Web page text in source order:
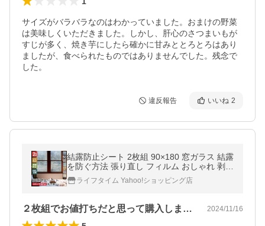
サイズがバラバラなのはわかっていました。おまけの野菜
は美味しくいただきました。しかし、肝心のさつまいもが
すじが多く、焼き芋にしたら確かに甘みととろとろはあり
ましたが、食べられたものではありませんでした。残念で
した。
違反報告 いいね 2
結露防止シート 2枚組 90×180 窓ガラス 結露
を防ぐ方法 張り直し フィルム おしゃれ 剥が
せる 糊残りなし 飛散防止 目隠しシート 窓
フィルム ポイント利用
ライフタイム Yahoo!ショッピング店
２枚組でお値打ちだと思って購入しました… 2024/11/16